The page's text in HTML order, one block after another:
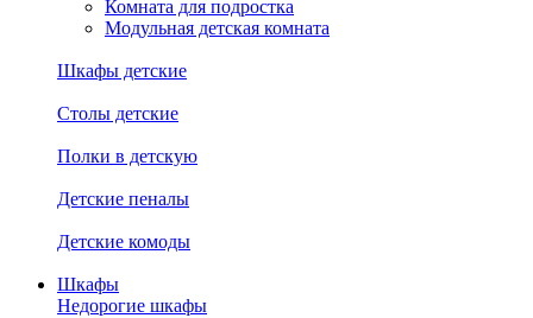
Комната для подростка
Модульная детская комната
Шкафы детские
Столы детские
Полки в детскую
Детские пеналы
Детские комоды
Шкафы
Недорогие шкафы